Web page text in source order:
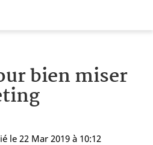
bien miser
le 22 Mar 2019 à 10:12